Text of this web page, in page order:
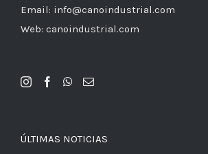
Email: info@canoindustrial.com
Web: canoindustrial.com
ÚLTIMAS NOTICIAS